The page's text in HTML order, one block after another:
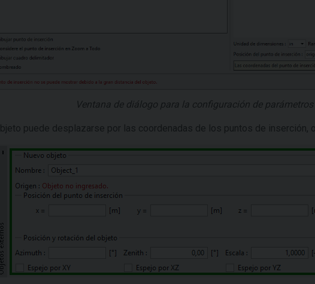
Ventana de diálogo para la configuración de
puede desplazarse por las coordenadas de los puntos de inserción,